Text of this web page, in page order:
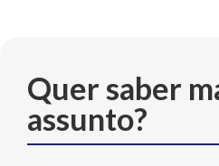
Quer saber
assunto?